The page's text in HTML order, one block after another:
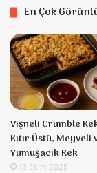
En Çok
Vişneli Crumble
Kıtır Üstü, Meyveli
Yumuşacık Kek
13 Ekim 2025